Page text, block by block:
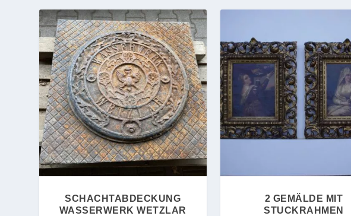
SCHACHTABDECKUNG
WASSERWERK WETZLAR
2 GEMÄLDE MIT
STUCKRAHMEN